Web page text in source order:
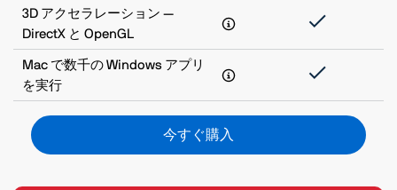
3D アクセラレーション —
DirectX と OpenGL
Mac で数千の Windows アプリ
を実行
今すぐ購入